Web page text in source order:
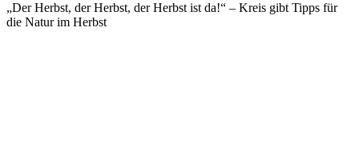
„Der Herbst, der Herbst, der Herbst ist da!“ – Kreis gibt Tipps für
die Natur im Herbst